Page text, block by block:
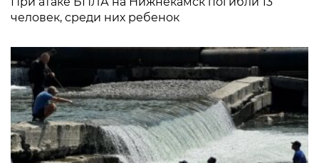
человек, среди них ребенок